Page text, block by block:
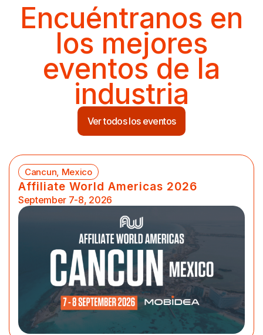
Encuéntranos en
los mejores
eventos de la
industria
Ver todos los eventos
Cancun, Mexico
Affiliate World Americas 2026
September 7-8, 2026